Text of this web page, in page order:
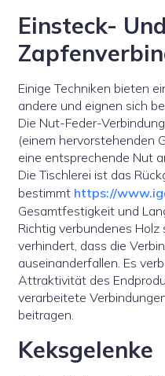
Einsteck- Und
Einige Techniken bieten
andere und eignen sich
Die Nut-Feder-
(einem hervorstehenden
eine entsprechende Nut
Die Tischlerei ist das
bestimmt https://
Gesamtfestigkeit und
Richtig verbundenes
verhindert, dass die
auseinanderfallen. Es
Attraktivität des
verarbeitete
beitragen.
Keksgelenke